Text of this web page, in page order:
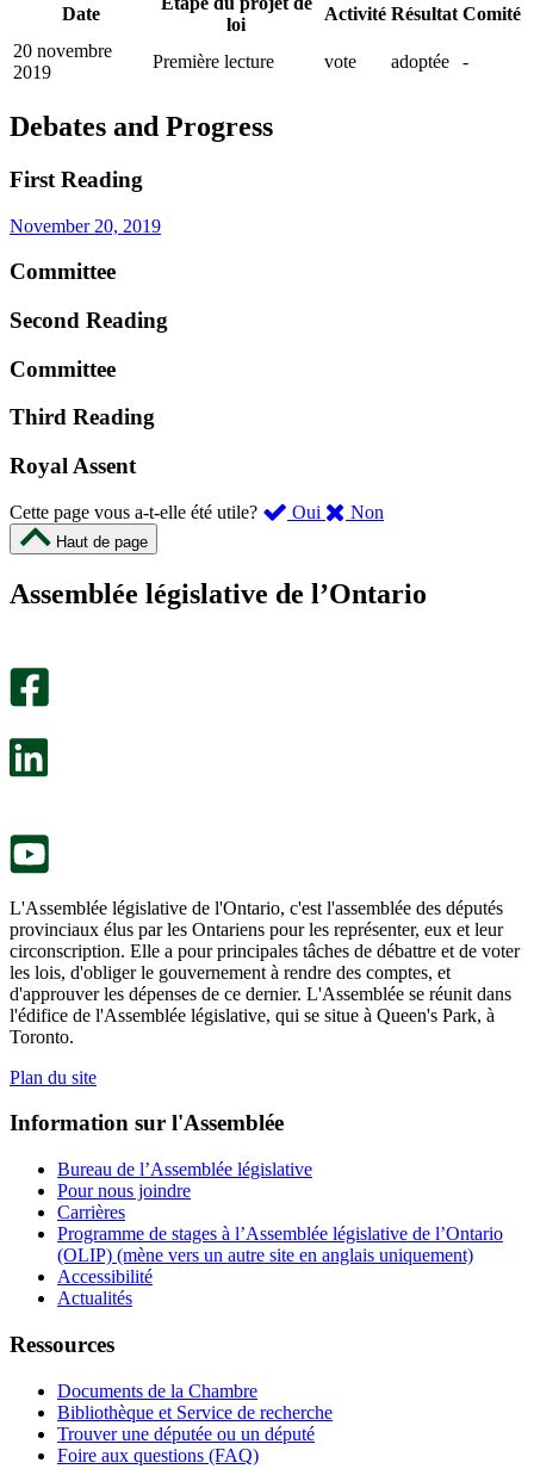
Date
loi
Activité Résultat Comité
20 novembre
2019
Première lecture vote adoptée -
Debates and Progress
First Reading
November 20, 2019
Committee
Second Reading
Committee
Third Reading
Royal Assent
Cette page vous a-t-elle été utile? Oui ,
été
Non
m’a
Haut de page
Assemblée législative de l’Ontario
L'Assemblée législative de l'Ontario, c'est l'assemblée des députés
provinciaux élus par les Ontariens pour les représenter, eux et leur
circonscription. Elle a pour principales tâches de débattre et de voter
les lois, d'obliger le gouvernement à rendre des comptes, et
d'approuver les dépenses de ce dernier. L'Assemblée se réunit dans
l'édifice de l'Assemblée législative, qui se situe à Queen's Park, à
Toronto.
Plan du site
Information sur l'Assemblée
Bureau de l’Assemblée législative
Pour nous joindre
Carrières
Programme de stages à l’Assemblée législative de l’Ontario
(OLIP) (mène vers un autre site en anglais uniquement)
Accessibilité
Actualités
Ressources
Documents de la Chambre
Bibliothèque et Service de recherche
Trouver une députée ou un député
Foire aux questions (FAQ)